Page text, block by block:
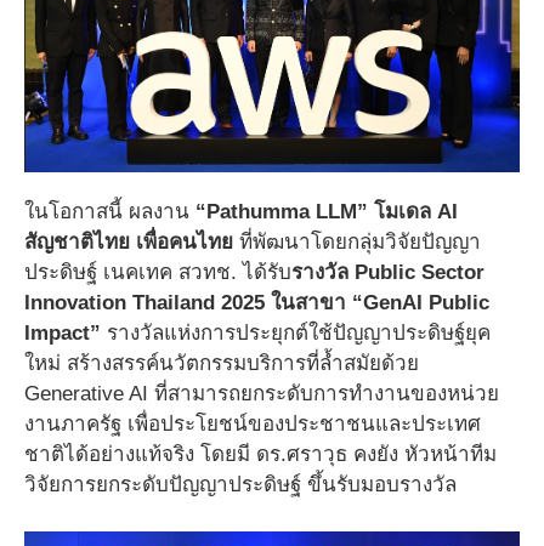
ในโอกาสนี้ ผลงาน “Pathumma LLM” โมเดล AI
สัญชาติไทย เพื่อคนไทย ที่พัฒนาโดยกลุ่มวิจัยปัญญา
ประดิษฐ์ เนคเทค สวทช. ได้รับรางวัล Public Sector
Innovation Thailand 2025 ในสาขา “GenAI Public
Impact” รางวัลแห่งการประยุกต์ใช้ปัญญาประดิษฐ์ยุค
ใหม่ สร้างสรรค์นวัตกรรมบริการที่ล้ำสมัยด้วย
Generative AI ที่สามารถยกระดับการทำงานของหน่วย
งานภาครัฐ เพื่อประโยชน์ของประชาชนและประเทศ
ชาติได้อย่างแท้จริง โดยมี ดร.ศราวุธ คงยัง หัวหน้าทีม
วิจัยการยกระดับปัญญาประดิษฐ์ ขึ้นรับมอบรางวัล